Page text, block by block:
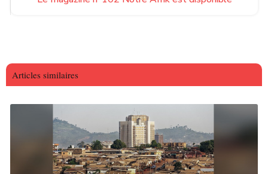
Articles similaires